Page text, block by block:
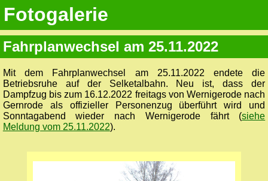
Fotogalerie
Fahrplanwechsel am 25.11.2022
Mit dem Fahrplanwechsel am 25.11.2022 endete die
Betriebsruhe auf der Selketalbahn. Neu ist, dass der
Dampfzug bis zum 16.12.2022 freitags von Wernigerode nach
Gernrode als offizieller Personenzug überführt wird und
Sonntagabend wieder nach Wernigerode fährt (siehe
Meldung vom 25.11.2022).